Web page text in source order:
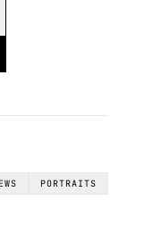
PORTRAITS